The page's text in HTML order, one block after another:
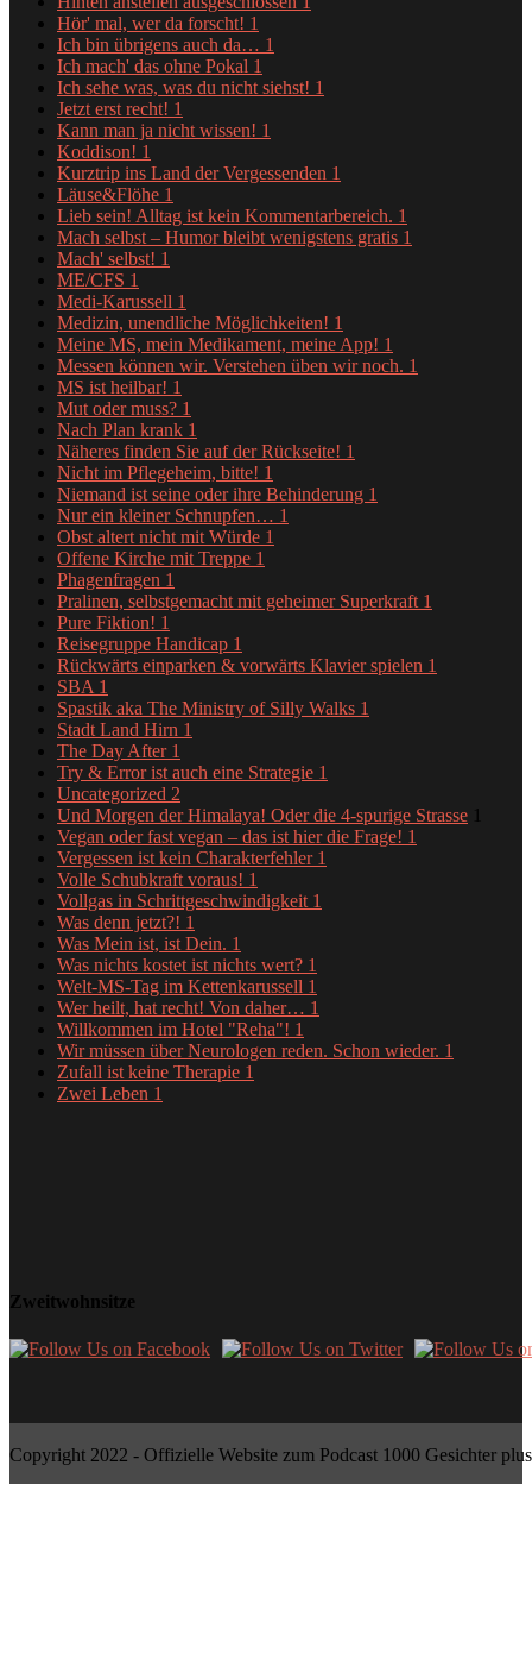
Hör' mal, wer da forscht! 1
Ich bin übrigens auch da… 1
Ich mach' das ohne Pokal 1
Ich sehe was, was du nicht siehst! 1
Jetzt erst recht! 1
Kann man ja nicht wissen! 1
Koddison! 1
Kurztrip ins Land der Vergessenden 1
Läuse&Flöhe 1
Lieb sein! Alltag ist kein Kommentarbereich. 1
Mach selbst – Humor bleibt wenigstens gratis 1
Mach' selbst! 1
ME/CFS 1
Medi-Karussell 1
Medizin, unendliche Möglichkeiten! 1
Meine MS, mein Medikament, meine App! 1
Messen können wir. Verstehen üben wir noch. 1
MS ist heilbar! 1
Mut oder muss? 1
Nach Plan krank 1
Näheres finden Sie auf der Rückseite! 1
Nicht im Pflegeheim, bitte! 1
Niemand ist seine oder ihre Behinderung 1
Nur ein kleiner Schnupfen… 1
Obst altert nicht mit Würde 1
Offene Kirche mit Treppe 1
Phagenfragen 1
Pralinen, selbstgemacht mit geheimer Superkraft 1
Pure Fiktion! 1
Reisegruppe Handicap 1
Rückwärts einparken & vorwärts Klavier spielen 1
SBA 1
Spastik aka The Ministry of Silly Walks 1
Stadt Land Hirn 1
The Day After 1
Try & Error ist auch eine Strategie 1
Uncategorized 2
Und Morgen der Himalaya! Oder die 4-spurige Strasse 1
Vegan oder fast vegan – das ist hier die Frage! 1
Vergessen ist kein Charakterfehler 1
Volle Schubkraft voraus! 1
Vollgas in Schrittgeschwindigkeit 1
Was denn jetzt?! 1
Was Mein ist, ist Dein. 1
Was nichts kostet ist nichts wert? 1
Welt-MS-Tag im Kettenkarussell 1
Wer heilt, hat recht! Von daher… 1
Willkommen im Hotel "Reha"! 1
Wir müssen über Neurologen reden. Schon wieder. 1
Zufall ist keine Therapie 1
Zwei Leben 1
Zweitwohnsitze
Copyright 2022 - Offizielle Website zum Podcast 1000 Gesichter